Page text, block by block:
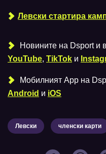
Левски стартира
Новините на Dsport и
YouTube, TikTok и
Мобилният Аpp на
Android и iOS
Левски членски карти